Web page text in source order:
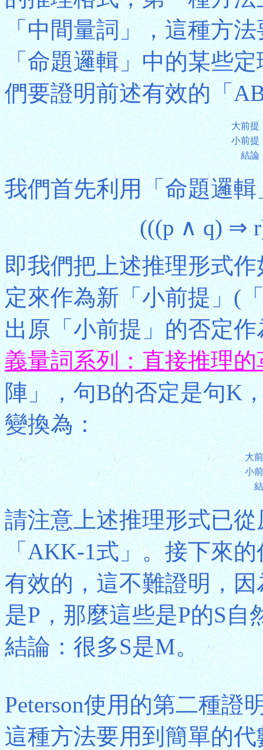
「中間量詞」，這種方
「命題邏輯」中的某些
們要證明前述有效的「
大前提
小前提
結論
我們首先利用「命題邏
(((p ∧ q) ⇒
即我們把上述推理形式
定來作為新「小前提」(
出原「小前提」的否定
義量詞系列：直接推理的
陣」，句B的否定是句K
變換為：
大
小
請注意上述推理形式已
「AKK-1式」。接下來
有效的，這不難證明，
是P，那麼這些是P的S
結論：很多S是M。
Peterson使用的第二種證
這種方法要用到簡單的